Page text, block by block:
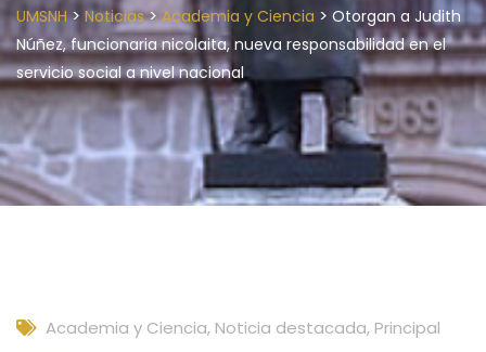
UMSNH> Noticias>Academia y Ciencia > Otorgan a Judith
Núñez, funcionaria nicolaita, nueva responsabilidad en el
servicio social a nivel nacional
Academia y Ciencia, Noticia destacada, Principal